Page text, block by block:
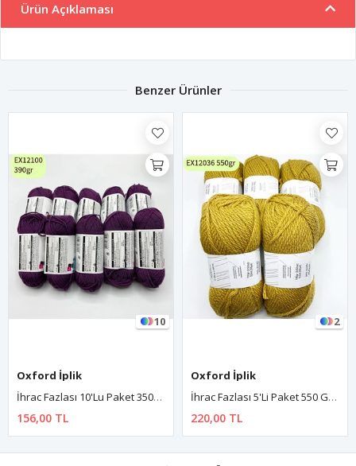
Ürün Açıklaması
Benzer Ürünler
10
Oxford İplik
İhrac Fazlası 10'lu Paket 350/400gr Amigurumi İpi Mürdüm EX12100
156,00 TL
2
Oxford İplik
İhrac Fazlası 5'li Paket 550 Gr Rayonlu Akrilik Bal Rengi EX12036
220,00 TL